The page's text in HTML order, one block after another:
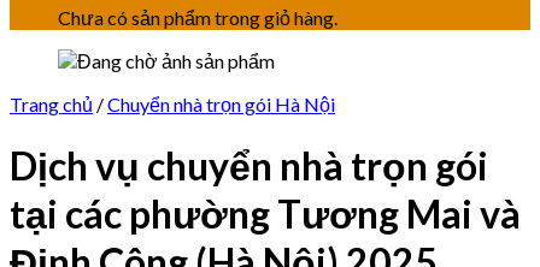
Chưa có sản phẩm trong giỏ hàng.
Trang chủ /Chuyển nhà trọn gói Hà Nội
Dịch vụ chuyển nhà trọn gói
tại các phường Tương Mai và